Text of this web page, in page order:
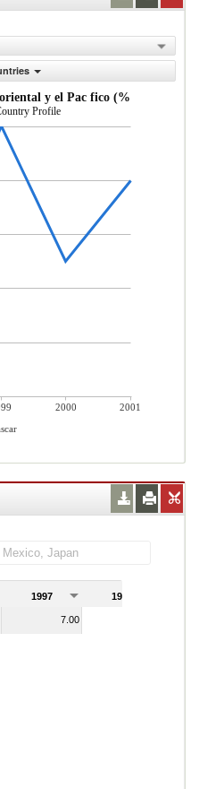
y el Pac fico (% del total
Profile
2000
2001
1997 1998
7.00